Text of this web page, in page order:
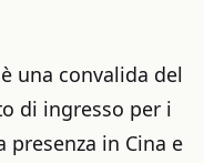
una convalida del
di ingresso per i
in Cina e